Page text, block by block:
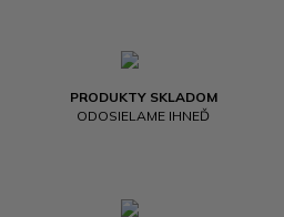
PRODUKTY SKLADOM
ODOSIELAME IHNEĎ